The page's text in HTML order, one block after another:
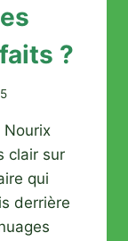
?
Nourix
clair sur
qui
derrière